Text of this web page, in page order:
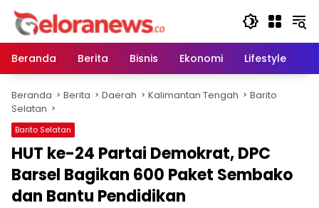
Langsung
konten
Beranda
Berita Bisnis Ekonomi Lifestyle
Beranda Berita Daerah Kalimantan Tengah
Barito
Selatan
Barito Selatan
HUT ke-24 Partai Demokrat, DPC
Barsel Bagikan 600 Paket Sembako
dan Bantu Pendidikan